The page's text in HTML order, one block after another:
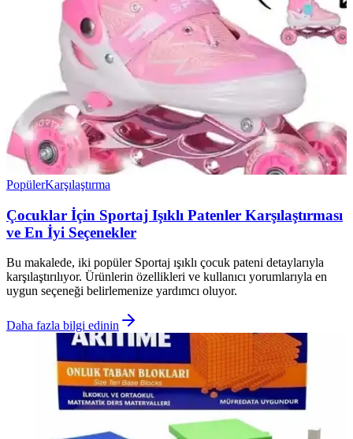
PopülerKarşılaştırma
Çocuklar İçin Sportaj Işıklı Patenler Karşılaştırması
ve En İyi Seçenekler
Bu makalede, iki popüler Sportaj ışıklı çocuk pateni detaylarıyla
karşılaştırılıyor. Ürünlerin özellikleri ve kullanıcı yorumlarıyla en
uygun seçeneği belirlemenize yardımcı oluyor.
Daha fazla bilgi edinin